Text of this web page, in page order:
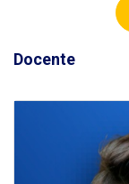
Docente